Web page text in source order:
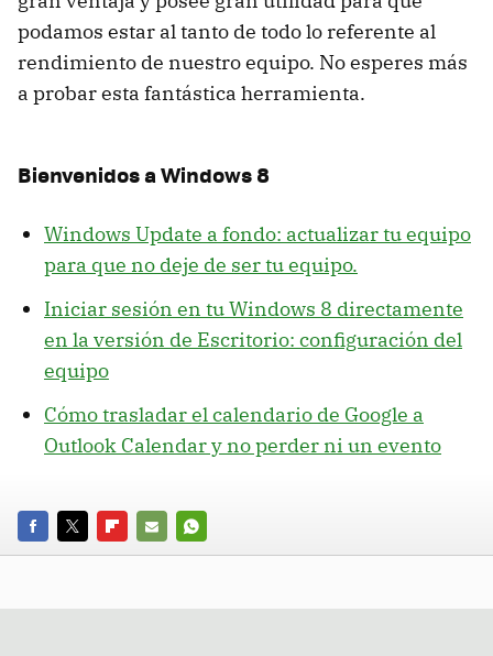
podamos estar al tanto de todo lo referente al
rendimiento de nuestro equipo. No esperes más
a probar esta fantástica herramienta.
Bienvenidos a Windows 8
Windows Update a fondo: actualizar tu equipo
para que no deje de ser tu equipo.
Iniciar sesión en tu Windows 8 directamente
en la versión de Escritorio: configuración del
equipo
Cómo trasladar el calendario de Google a
Outlook Calendar y no perder ni un evento
FACEBOOK
TWITTERFLIPBOARD
E-
WHATSAPP